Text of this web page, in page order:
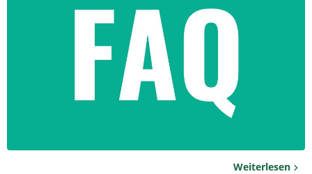
Weiterlesen